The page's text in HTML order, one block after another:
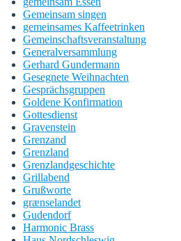
Gemeinsam singen
gemeinsames Kaffeetrinken
Gemeinschaftsveranstaltung
Generalversammlung
Gerhard Gundermann
Gesegnete Weihnachten
Gesprächsgruppen
Goldene Konfirmation
Gottesdienst
Gravenstein
Grenzand
Grenzland
Grenzlandgeschichte
Grillabend
Grußworte
grænselandet
Gudendorf
Harmonic Brass